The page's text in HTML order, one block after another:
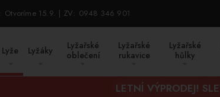
Otvoríme 15.9. ZV: 0948 346 901
Lyže Lyžáky
Lyžařské
oblečení
Lyžařské
rukavice
Lyžařské
hůlky
LETNÍ VÝPRODEJ!